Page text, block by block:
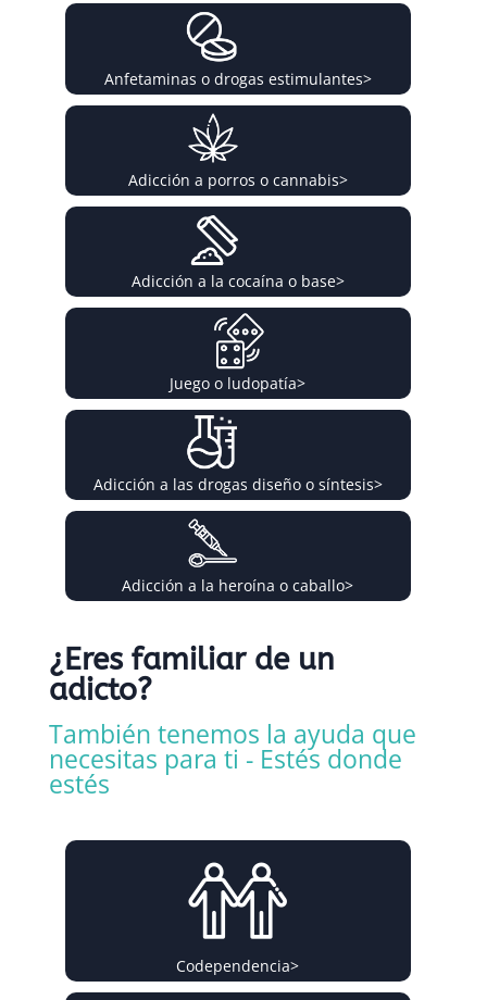
Anfetaminas o drogas estimulantes>
Adicción a porros o cannabis>
Adicción a la cocaína o base>
Juego o ludopatía>
Adicción a las drogas diseño o síntesis>
Adicción a la heroína o caballo>
¿Eres familiar de un
adicto?
También tenemos la ayuda que
necesitas para ti - Estés donde
estés
Codependencia>